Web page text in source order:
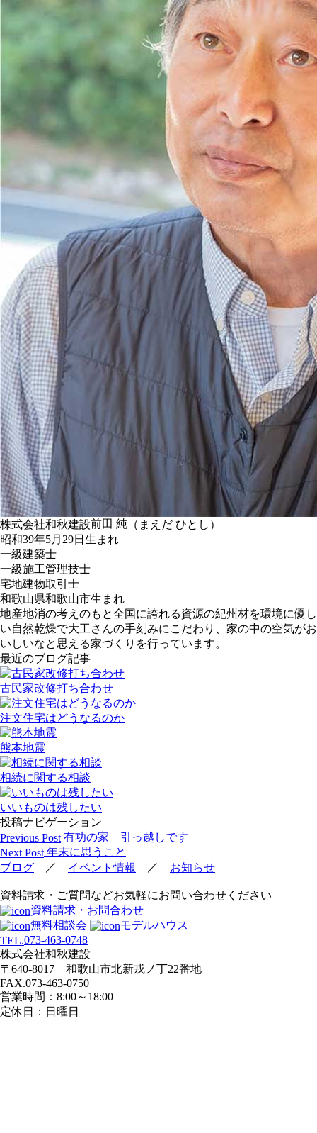
株式会社和秋建設前田 純 （まえだ ひとし）
昭和39年5月29日生まれ
一級建築士
一級施工管理技士
宅地建物取引士
和歌山県和歌山市生まれ
地産地消の考えのもと全国に誇れる資源の紀州材を環境に優し
い自然乾燥で大工さんの手刻みにこだわり、家の中の空気がお
いしいなと思える家づくりを行っています。
最近のブログ記事
古民家改修打ち合わせ
注文住宅はどうなるのか
熊本地震
相続に関する相談
いいものは残したい
投稿ナビゲーション
Previous Post 有功の家 引っ越しです
Next Post 年末に思うこと
ブログ ／ イベント情報 ／ お知らせ
資料請求・ご質問などお気軽にお問い合わせください
資料請求・お問合わせ
無料相談会
モデルハウス
TEL.073-463-0748
株式会社和秋建設
〒640-8017 和歌山市北新戎ノ丁22番地
FAX.073-463-0750
営業時間：8:00～18:00
定休日：日曜日